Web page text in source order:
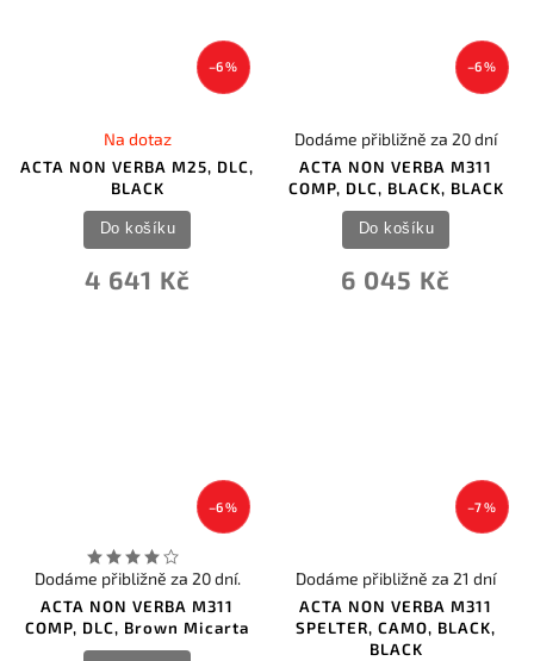
–6 %
ACTA NON VERBA M25, DLC,
BLACK
Na dotaz
4 641 Kč
Do košíku
–6 %
ACTA NON VERBA M311
COMP, DLC, BLACK, BLACK
Dodáme přibližně za 20 dní
6 045 Kč
Do košíku
–6 %
ACTA NON VERBA M311
COMP, DLC, Brown Micarta
Dodáme přibližně za 20 dní.
–7 %
ACTA NON VERBA M311
SPELTER, CAMO, BLACK,
BLACK
Dodáme přibližně za 21 dní